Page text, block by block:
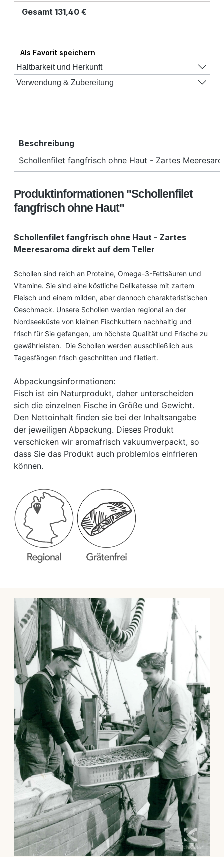
Gesamt 131,40 €
Als Favorit speichern
Haltbarkeit und Herkunft
Verwendung & Zubereitung
Beschreibung
Schollenfilet fangfrisch ohne Haut - Zartes
Produktinformationen "Schollenfilet
fangfrisch ohne Haut"
Schollenfilet fangfrisch ohne Haut - Zartes
Meeresaroma direkt auf dem Teller
Schollen sind reich an Proteine, Omega-3-Fettsäuren und
Vitamine. Sie sind eine köstliche Delikatesse mit zartem
Fleisch und einem milden, aber dennoch charakteristischen
Geschmack. Unsere Schollen werden regional an der
Nordseeküste von kleinen Fischkuttern nachhaltig und
frisch für Sie gefangen, um höchste Qualität und Frische zu
gewährleisten. Die Schollen werden ausschließlich aus
Tagesfängen frisch geschnitten und filetiert.
Abpackungsinformationen:
Fisch ist ein Naturprodukt, daher unterscheiden
sich die einzelnen Fische in Größe und Gewicht.
Den Nettoinhalt finden sie bei der Inhaltsangabe
der jeweiligen Abpackung. Dieses Produkt
verschicken wir aromafrisch vakuumverpackt, so
dass Sie das Produkt auch problemlos einfrieren
können.